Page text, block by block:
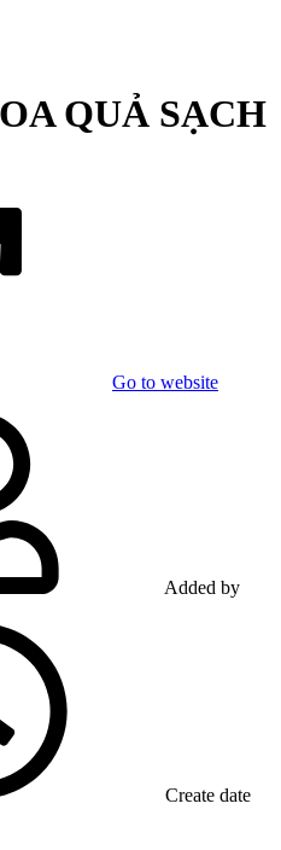
QUẢ SẠCH
Go to website
Added by
Create date